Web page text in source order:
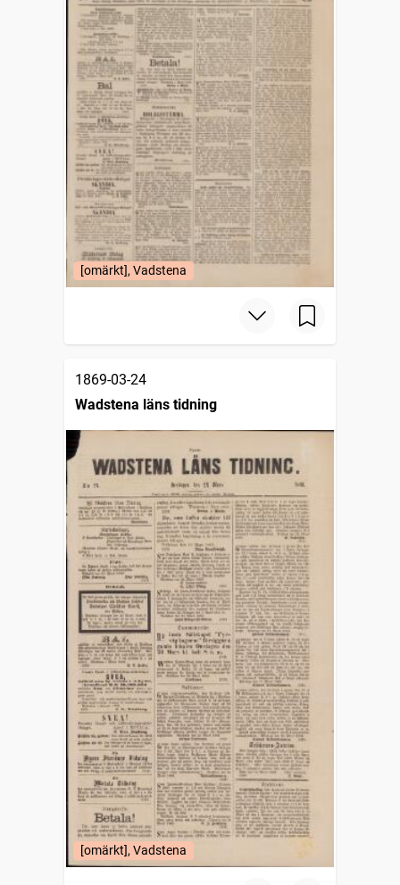
[omärkt], Vadstena
1869-03-24
Wadstena läns tidning
[omärkt], Vadstena